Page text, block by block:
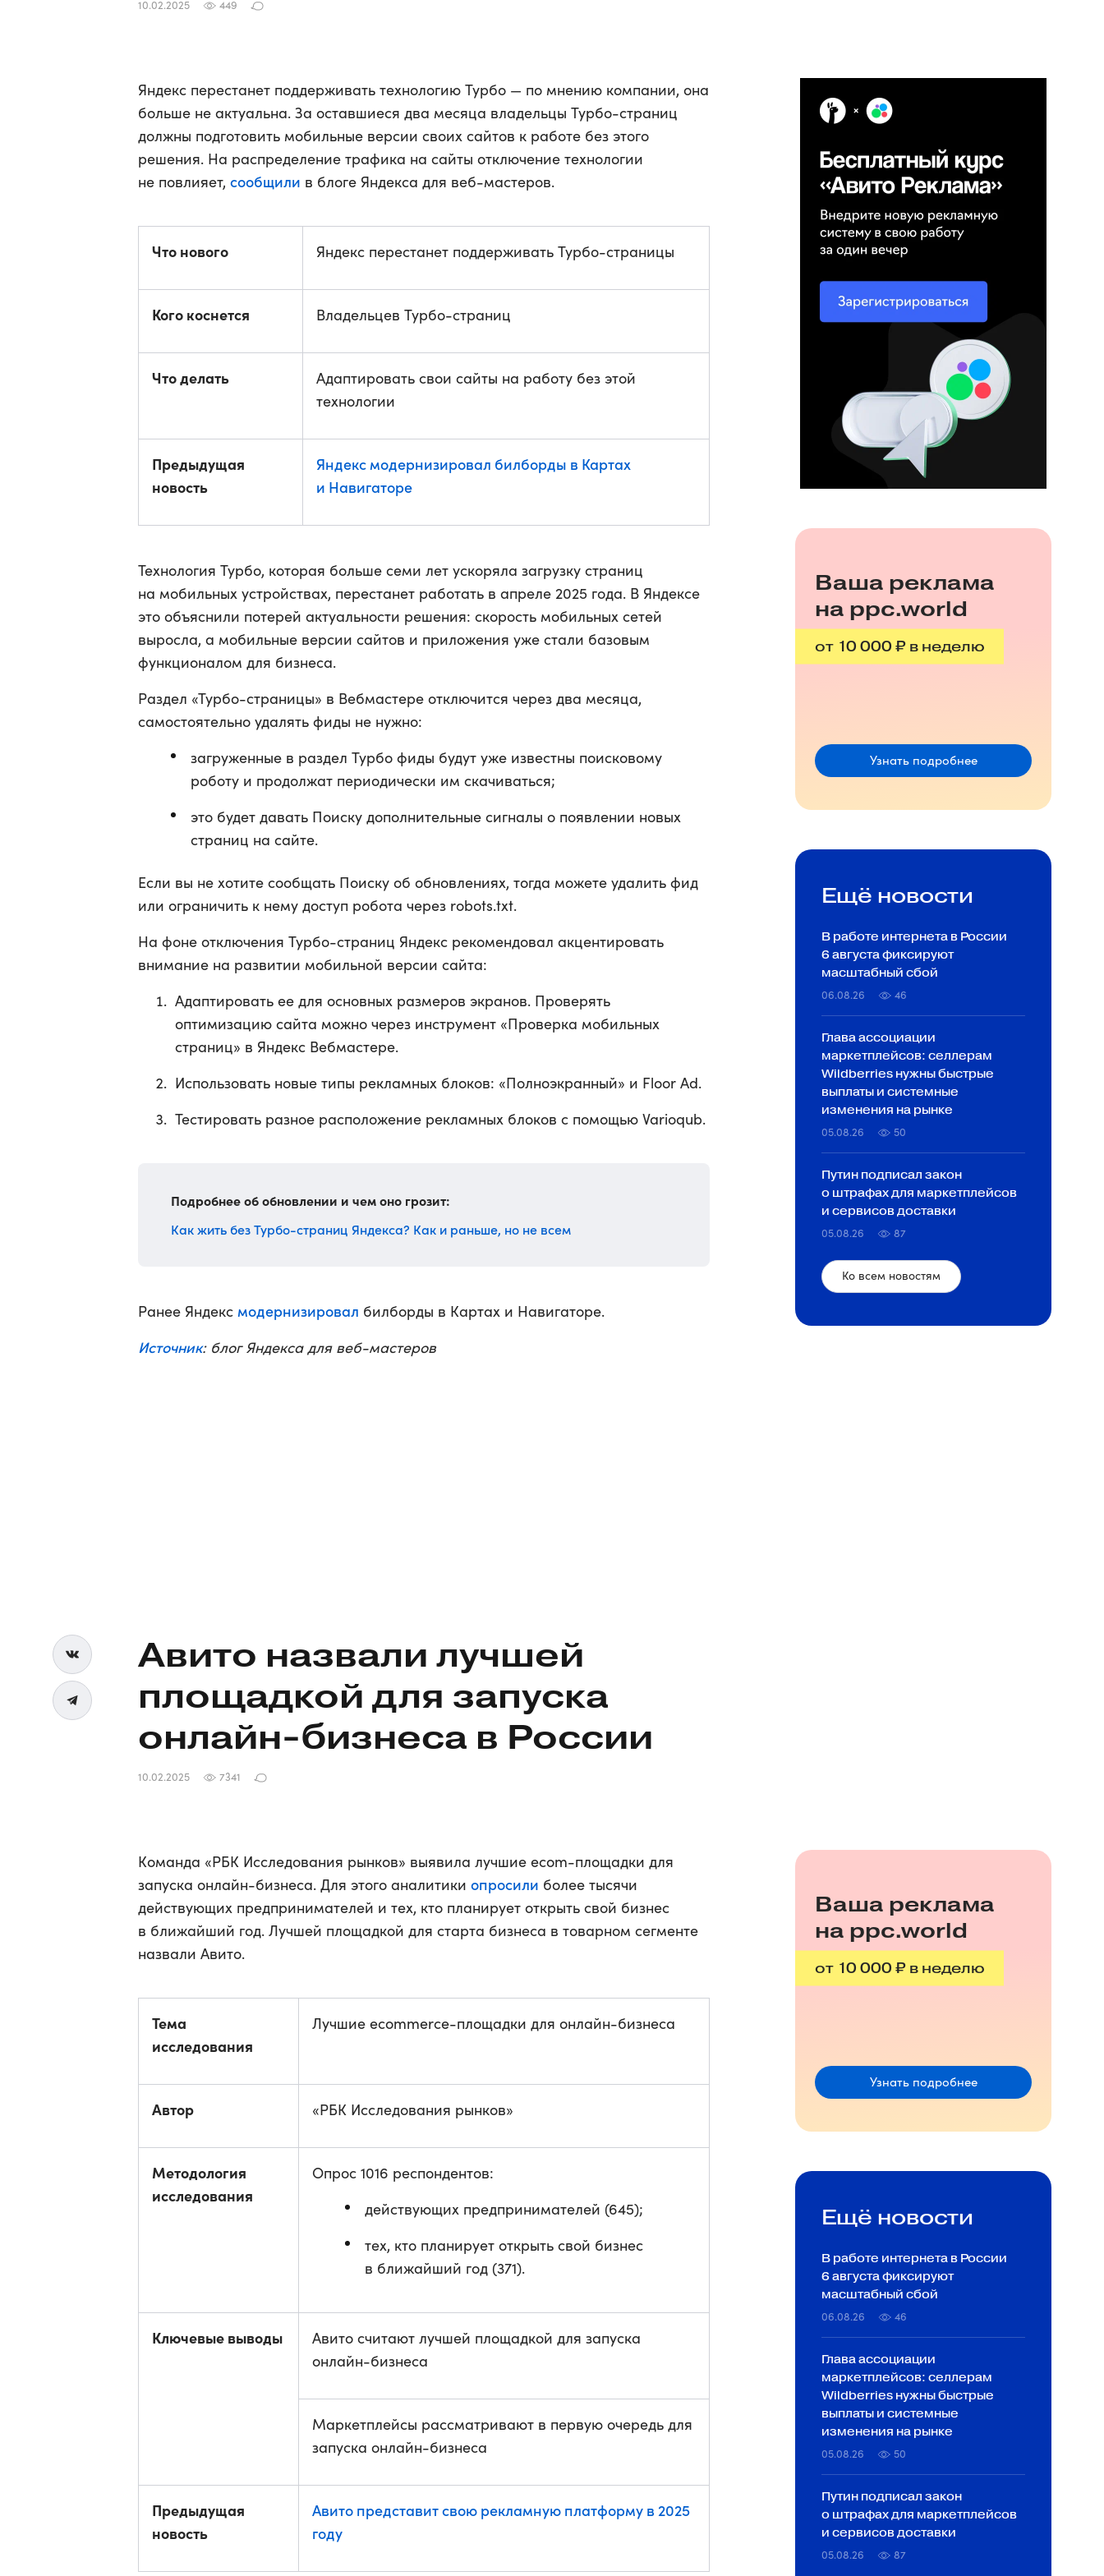
10.02.2025 449
Яндекс перестанет поддерживать технологию Турбо — по мнению компании, она
больше не актуальна. За оставшиеся два месяца владельцы Турбо-страниц
должны подготовить мобильные версии своих сайтов к работе без этого
решения. На распределение трафика на сайты отключение технологии
не повлияет, сообщили в блоге Яндекса для веб-мастеров.
Что нового Яндекс перестанет поддерживать Турбо-страницы
Кого коснется Владельцев Турбо-страниц
Что делать
Адаптировать свои сайты на работу без этой
технологии
Предыдущая
новость
Яндекс модернизировал билборды в Картах
и Навигаторе
Технология Турбо, которая больше семи лет ускоряла загрузку страниц
на мобильных устройствах, перестанет работать в апреле 2025 года. В Яндексе
это объяснили потерей актуальности решения: скорость мобильных сетей
выросла, а мобильные версии сайтов и приложения уже стали базовым
функционалом для бизнеса.
Раздел «Турбо-страницы» в Вебмастере отключится через два месяца,
самостоятельно удалять фиды не нужно:
загруженные в раздел Турбо фиды будут уже известны поисковому
роботу и продолжат периодически им скачиваться;
это будет давать Поиску дополнительные сигналы о появлении новых
страниц на сайте.
Если вы не хотите сообщать Поиску об обновлениях, тогда можете удалить фид
или ограничить к нему доступ робота через robots.txt.
На фоне отключения Турбо-страниц Яндекс рекомендовал акцентировать
внимание на развитии мобильной версии сайта:
Адаптировать ее для основных размеров экранов. Проверять
оптимизацию сайта можно через инструмент «Проверка мобильных
страниц» в Яндекс Вебмастере.
Использовать новые типы рекламных блоков: «Полноэкранный» и Floor Ad.
Тестировать разное расположение рекламных блоков с помощью Varioqub.
Подробнее об обновлении и чем оно грозит:
Как жить без Турбо-страниц Яндекса? Как и раньше, но не всем
Ранее Яндекс модернизировал билборды в Картах и Навигаторе.
Источник: блог Яндекса для веб-мастеров
Ваша реклама
на ppc.world
от 10 000 ₽ в неделю
Узнать подробнее
Ещё новости
В работе интернета в России
6 августа фиксируют
масштабный сбой
06.08.26 46
Глава ассоциации
маркетплейсов: селлерам
Wildberries нужны быстрые
выплаты и системные
изменения на рынке
05.08.26 50
Путин подписал закон
о штрафах для маркетплейсов
и сервисов доставки
05.08.26 87
Ко всем новостям
Авито назвали лучшей
площадкой для запуска
онлайн-бизнеса в России
10.02.2025 7341
Команда «РБК Исследования рынков» выявила лучшие ecom-площадки для
запуска онлайн-бизнеса. Для этого аналитики опросили более тысячи
действующих предпринимателей и тех, кто планирует открыть свой бизнес
в ближайший год. Лучшей площадкой для старта бизнеса в товарном сегменте
назвали Авито.
Тема
исследования
Лучшие ecommerce-площадки для онлайн-бизнеса
Автор «РБК Исследования рынков»
Методология
исследования
Опрос 1016 респондентов:
действующих предпринимателей (645);
тех, кто планирует открыть свой бизнес
в ближайший год (371).
Ключевые выводы
Авито считают лучшей площадкой для запуска
онлайн-бизнеса
Маркетплейсы рассматривают в первую очередь для
запуска онлайн-бизнеса
Предыдущая
новость
Авито представит свою рекламную платформу в 2025
году
Ваша реклама
на ppc.world
от 10 000 ₽ в неделю
Узнать подробнее
Ещё новости
В работе интернета в России
6 августа фиксируют
масштабный сбой
06.08.26 46
Глава ассоциации
маркетплейсов: селлерам
Wildberries нужны быстрые
выплаты и системные
изменения на рынке
05.08.26 50
Путин подписал закон
о штрафах для маркетплейсов
и сервисов доставки
05.08.26 87